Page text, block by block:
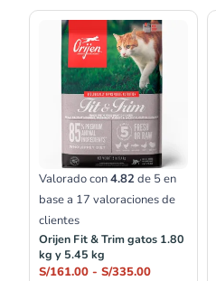
Valorado con4.82de 5 en
base a 17 valoraciones de
clientes
Orijen Fit & Trim gatos 1.80
kg y 5.45 kg
S/161.00 - S/335.00
Rango
de
precios:
desde
hasta
S/335.00